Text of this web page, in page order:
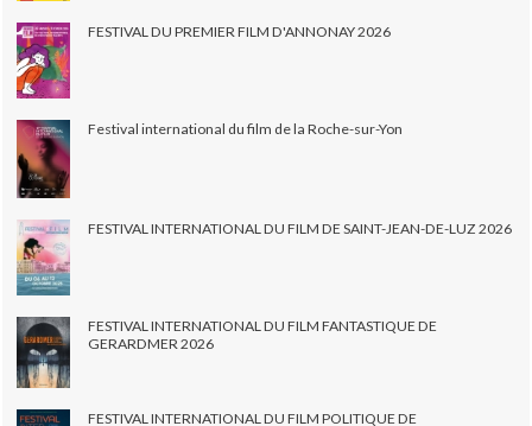
FESTIVAL DU PREMIER FILM D'ANNONAY 2026
Festival international du film de la Roche-sur-Yon
FESTIVAL INTERNATIONAL DU FILM DE SAINT-JEAN-DE-LUZ 2026
FESTIVAL INTERNATIONAL DU FILM FANTASTIQUE DE
GERARDMER 2026
FESTIVAL INTERNATIONAL DU FILM POLITIQUE DE